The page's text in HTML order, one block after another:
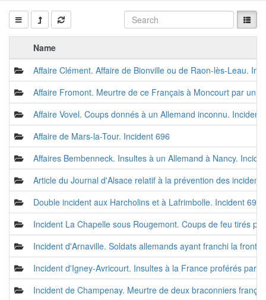
Name
Affaire Clément. Affaire de Bionville ou de Raon-lès-Leau.
Affaire Fromont. Meurtre de ce Français à Moncourt par un
Affaire Vovel. Coups donnés à un Allemand inconnu. Incident
Affaire de Mars-la-Tour. Incident 696
Affaires Bembenneck. Insultes à un Allemand à Nancy.
Article du Journal d'Alsace relatif à la prévention des
Double incident aux Harcholins et à Lafrimbolle. Incident 692
Incident La Chapelle sous Rougemont. Coups de feu tirés
Incident d'Arnaville. Soldats allemands ayant franchi la
Incident d'Igney-Avricourt. Insultes à la France proférés par
Incident de Champenay. Meurtre de deux braconniers